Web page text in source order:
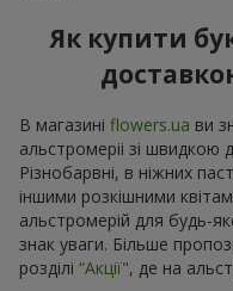
Як купити
В магазині flowers.ua ви
альстромеріі зі
Різнобарвні, в ніжних
іншими розкішними
альстромерій для будь-
знак уваги. Більше
розділі “Акції", де на